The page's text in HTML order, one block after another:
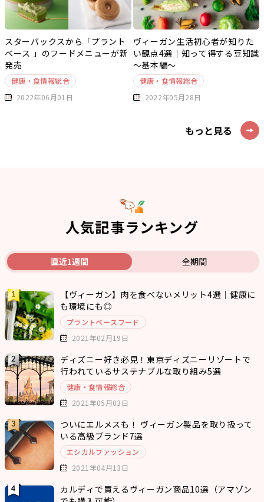
スターバックスから「プラント
ベース 」のフードメニューが新
発売
健康・食情報総合
2022年06月01日
ヴィーガン生活初心者が知りた
い観点4選｜知って得する豆知識
～基本編～
健康・食情報総合
2022年05月28日
もっと見る
人気記事ランキング
直近1週間 全期間
【ヴィーガン】肉を食べないメリット4選｜健康に
も環境にも◎
プラントベースフード
2021年02月19日
ディズニー好き必見！東京ディズニーリゾートで
行われているサステナブルな取り組み5選
健康・食情報総合
2021年05月03日
ついにエルメスも！ ヴィーガン製品を取り扱って
いる高級ブランド7選
エシカルファッション
2021年04月13日
カルディで買えるヴィーガン商品10選（アマゾン